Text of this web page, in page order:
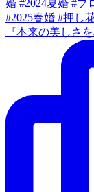
『本来の美し